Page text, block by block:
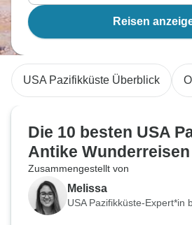
Reisen
USA Pazifikküste Überblick
Die 10 besten USA
Antike Wunderreisen
Zusammengestellt von
Melissa
USA Pazifikküste-Expert*in